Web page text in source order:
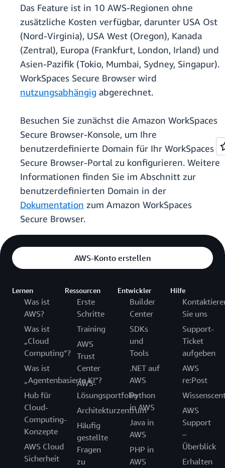
Das Feature ist in 10 AWS-Regionen ohne
zusätzliche Kosten verfügbar, darunter USA Ost
(Nord-Virginia), USA West (Oregon), Kanada
(Zentral), Europa (Frankfurt, London, Irland) und
Asien-Pazifik (Tokio, Mumbai, Sydney, Singapur).
WorkSpaces Secure Browser wird
nutzungsabhängig abgerechnet.
Besuchen Sie zunächst die Amazon WorkSpaces
Secure Browser-Konsole, um Ihre
benutzerdefinierte Domain für Ihr WorkSpaces
Secure Browser-Portal zu konfigurieren. Weitere
Informationen finden Sie im Abschnitt zur
benutzerdefinierten Domain in der
Dokumentation zum Amazon WorkSpaces
Secure Browser.
AWS-Konto erstellen
Lernen
Was ist
AWS?
Was ist
„Cloud
Computing“?
Was ist
„Agentenbasierte KI“?
Hub für
Cloud-
Computing-
Konzepte
AWS Cloud
Sicherheit
Ressourcen
Erste
Schritte
Training
AWS
Trust
Center
AWS-
Lösungsportfolio
Architekturzentrum
Häufig
gestellte
Fragen
zu
Entwickler
Builder
Center
SDKs
und
Tools
.NET auf
AWS
Python
in AWS
Java in
AWS
PHP in
AWS
Hilfe
Sie uns
Support-
Ticket
aufgeben
AWS
re:Post
AWS
Support
–
Überblick
Erhalten